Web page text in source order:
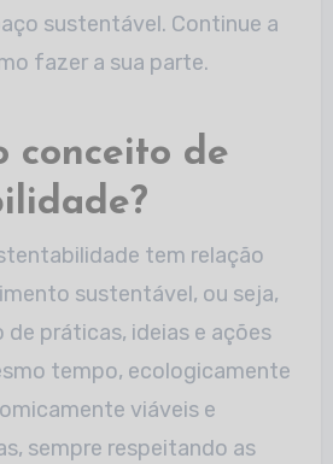
sustentável. Continue a
fazer a sua parte.
conceito de
tem relação
sustentável, ou seja,
práticas, ideias e ações
tempo, ecologicamente
viáveis e
sempre respeitando as